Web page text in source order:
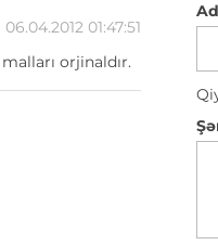
06.04.2012 01:47:51
orjinaldır.